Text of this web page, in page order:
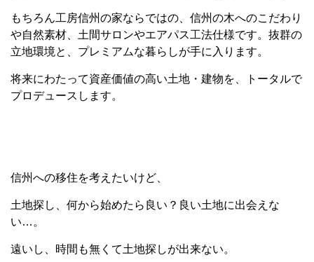
もちろん工房信州の家ならではの、信州の木へのこだわり
や自然素材、土間サロンやエアパス工法仕様です。抜群の
立地環境と、プレミアムな暮らしが手に入ります。
将来にわたって資産価値の高い土地・建物を、トータルで
プロデュースします。
信州への移住を考えたいけど、
土地探し、何から始めたら良い？良い土地に出会えな
い…。
遠いし、時間も無くて土地探しが出来ない。